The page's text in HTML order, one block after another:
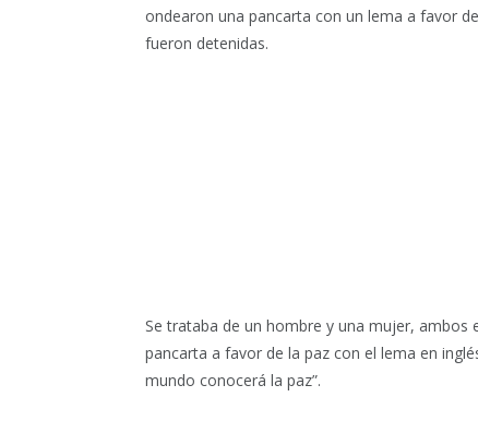
ondearon una pancarta con un lema a favor
fueron detenidas.
Se trataba de un hombre y una mujer,
pancarta a favor de la paz con el lema en
mundo conocerá la paz”.